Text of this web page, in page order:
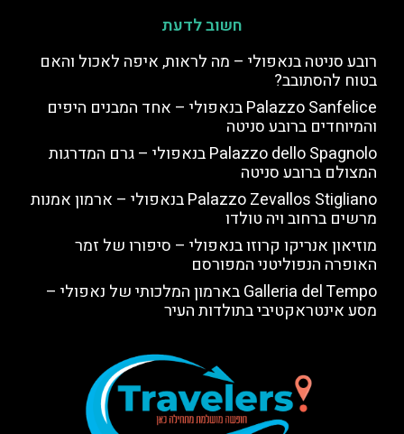
חשוב לדעת
רובע סניטה בנאפולי – מה לראות, איפה לאכול והאם
בטוח להסתובב?
Palazzo Sanfelice בנאפולי – אחד המבנים היפים
והמיוחדים ברובע סניטה
Palazzo dello Spagnolo בנאפולי – גרם המדרגות
המצולם ברובע סניטה
Palazzo Zevallos Stigliano בנאפולי – ארמון אמנות
מרשים ברחוב ויה טולדו
מוזיאון אנריקו קרוזו בנאפולי – סיפורו של זמר
האופרה הנפוליטני המפורסם
Galleria del Tempo בארמון המלכותי של נאפולי –
מסע אינטראקטיבי בתולדות העיר